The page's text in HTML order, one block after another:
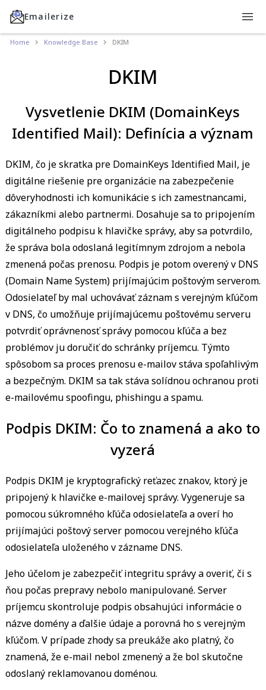
Emailerize
Home Knowledge Base DKIM
DKIM
Vysvetlenie DKIM (DomainKeys
Identified Mail): Definícia a význam
DKIM, čo je skratka pre DomainKeys Identified Mail, je
digitálne riešenie pre organizácie na zabezpečenie
dôveryhodnosti ich komunikácie s ich zamestnancami,
zákazníkmi alebo partnermi. Dosahuje sa to pripojením
digitálneho podpisu k hlavičke správy, aby sa potvrdilo,
že správa bola odoslaná legitímnym zdrojom a nebola
zmenená počas prenosu. Podpis je potom overený v DNS
(Domain Name System) prijímajúcim poštovým serverom.
Odosielateľ by mal uchovávať záznam s verejným kľúčom
v DNS, čo umožňuje prijímajúcemu poštovému serveru
potvrdiť oprávnenosť správy pomocou kľúča a bez
problémov ju doručiť do schránky príjemcu. Týmto
spôsobom sa proces prenosu e-mailov stáva spoľahlivým
a bezpečným. DKIM sa tak stáva solídnou ochranou proti
e-mailovému spoofingu, phishingu a spamu.
Podpis DKIM: Čo to znamená a ako to
vyzerá
Podpis DKIM je kryptografický reťazec znakov, ktorý je
pripojený k hlavičke e-mailovej správy. Vygeneruje sa
pomocou súkromného kľúča odosielateľa a overí ho
prijímajúci poštový server pomocou verejného kľúča
odosielateľa uloženého v zázname DNS.
Jeho účelom je zabezpečiť integritu správy a overiť, či s
ňou počas prepravy nebolo manipulované. Server
príjemcu skontroluje podpis obsahujúci informácie o
názve domény a ďalšie údaje a porovná ho s verejným
kľúčom. V prípade zhody sa preukáže ako platný, čo
znamená, že e-mail nebol zmenený a že bol skutočne
odoslaný reklamovanou doménou.